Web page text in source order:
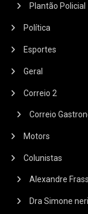
Plantão Policial
Política
Esportes
Geral
Correio 2
Correio
Motors
Colunistas
Alexandre
Dra Simone neri